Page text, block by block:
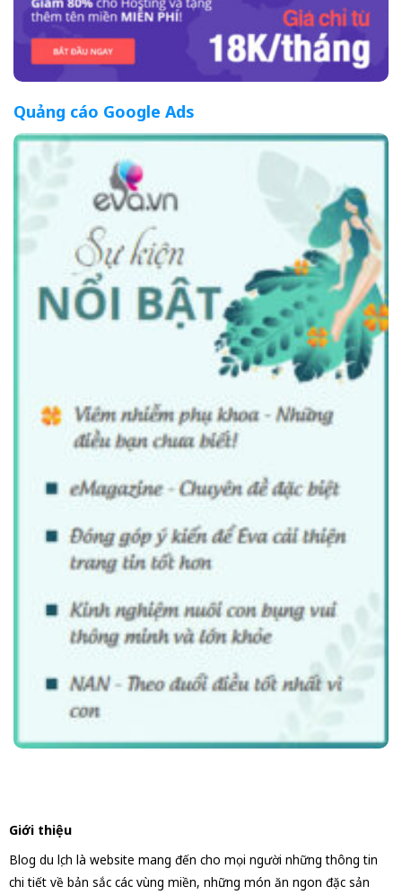
Quảng cáo Google Ads
Giới thiệu
Blog du lịch là website mang đến cho mọi người những thông tin
chi tiết về bản sắc các vùng miền, những món ăn ngon đặc sản